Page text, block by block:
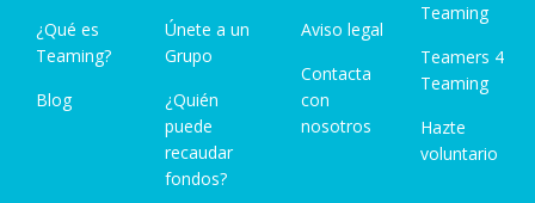
¿Qué es
Teaming?
Blog
Únete a un
Grupo
¿Quién
puede
recaudar
fondos?
Aviso legal
Contacta
con
nosotros
Teaming
Teamers 4
Teaming
Hazte
voluntario